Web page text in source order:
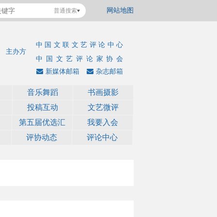
网站地图
普通搜索
中国文联文艺评论中心
中国文艺评论家协会
主办方
杂志邮箱
新媒体邮箱
音乐舞蹈
书画摄影
投稿互动
文艺微评
第五届优选汇
我要入会
评协动态
评论中心